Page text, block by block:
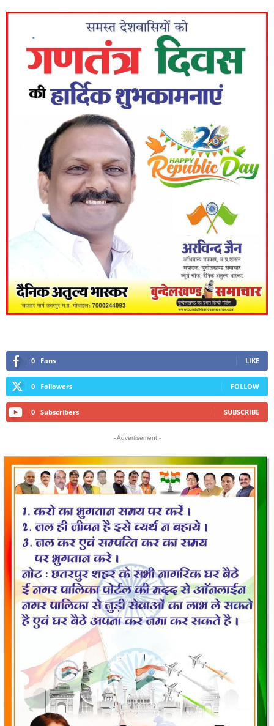
0 Fans LIKE
0 Followers FOLLOW
0 Subscribers SUBSCRIBE
- Advertisement -